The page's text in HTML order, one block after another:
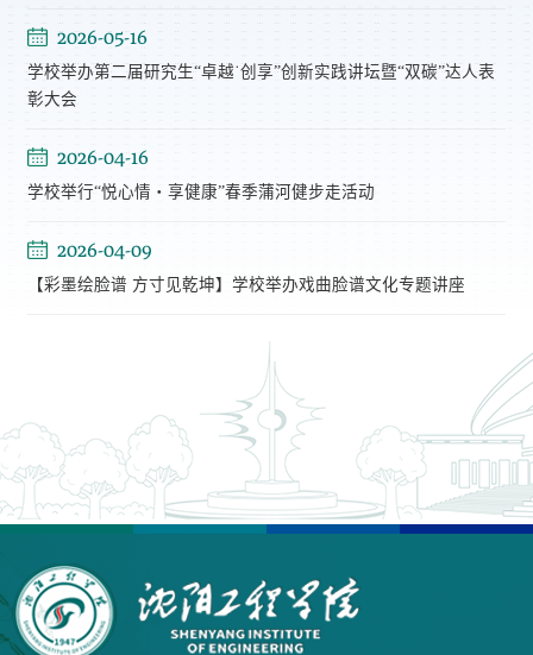
2026-05-16
学校举办第二届研究生“卓越˙创享”创新实践讲坛暨“双碳”达人表
彰大会
2026-04-16
学校举行“悦心情・享健康”春季蒲河健步走活动
2026-04-09
【彩墨绘脸谱 方寸见乾坤】学校举办戏曲脸谱文化专题讲座